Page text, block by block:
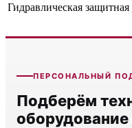
Гидравлическая защитная
ПЕРСОНАЛЬНЫЙ
Подберём